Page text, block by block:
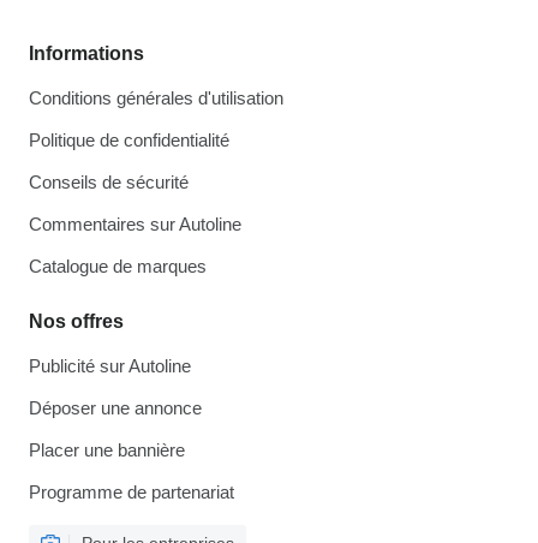
Informations
Conditions générales d'utilisation
Politique de confidentialité
Conseils de sécurité
Commentaires sur Autoline
Catalogue de marques
Nos offres
Publicité sur Autoline
Déposer une annonce
Placer une bannière
Programme de partenariat